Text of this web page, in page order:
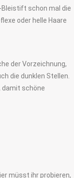
Bleistift schon mal die
oder helle Haare
der Vorzeichnung,
die dunklen Stellen.
damit schöne
müsst ihr probieren,